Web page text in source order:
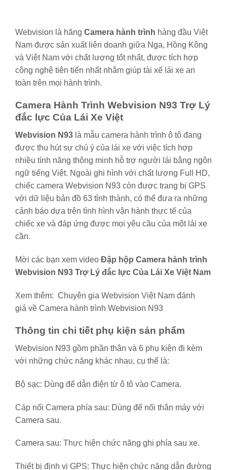
Webvision là hãng Camera hành trình hàng đầu Việt
Nam được sản xuất liên doanh giữa Nga, Hồng Kông
và Việt Nam với chất lượng tốt nhất, được tích hợp
công nghệ tiên tiến nhất nhằm giúp tài xế lái xe an
toàn trên mọi hành trình.
Camera Hành Trình Webvision N93 Trợ Lý
đắc lực Của Lái Xe Việt
Webvision N93 là mẫu camera hành trình ô tô đang
được thu hút sự chú ý của lái xe với việc tích hợp
nhiều tính năng thông minh hỗ trợ người lái bằng ngôn
ngữ tiếng Việt. Ngoài ghi hình với chất lượng Full HD,
chiếc camera Webvision N93 còn được trang bị GPS
với dữ liệu bản đồ 63 tỉnh thành, có thể đưa ra những
cảnh báo dựa trên tình hình vận hành thực tế của
chiếc xe và đáp ứng được mọi yêu cầu của một lái xe
cần.
Mời các bạn xem video Đập hộp Camera hành trình
Webvision N93 Trợ Lý đắc lực Của Lái Xe Việt Nam
Xem thêm: Chuyên gia Webvision Việt Nam đánh
giá về Camera hành trình Webvision N93
Thông tin chi tiết phụ kiện sản phẩm
Webvision N93 gồm phần thân và 6 phụ kiện đi kèm
với những chức năng khác nhau, cụ thể là:
Bộ sạc: Dùng để dẫn điện từ ô tô vào Camera.
Cáp nối Camera phía sau: Dùng để nối thân máy với
Camera sau.
Camera sau: Thực hiện chức năng ghi phía sau xe.
Thiết bị định vị GPS: Thực hiện chức năng dẫn đường